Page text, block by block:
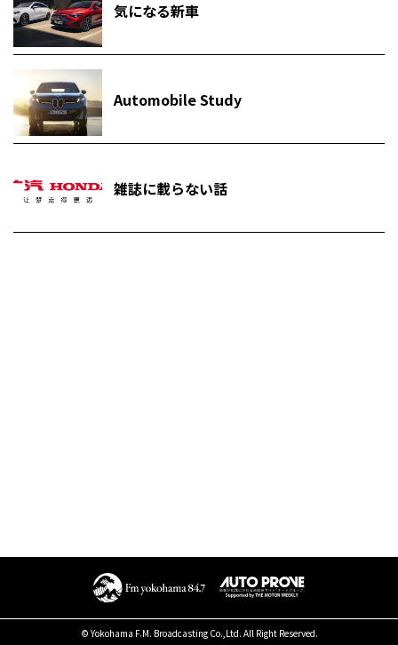
気になる新車
Automobile Study
雑誌に載らない話
© Yokohama F.M. Broadcasting Co.,Ltd. All Right Reserved.